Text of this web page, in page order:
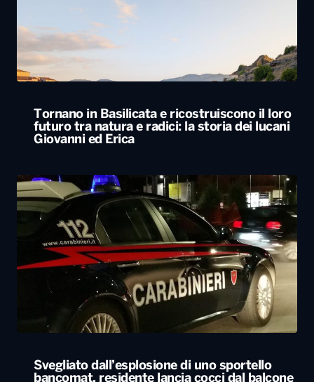
Tornano in Basilicata e ricostruiscono il loro
futuro tra natura e radici: la storia dei lucani
Giovanni ed Erica
Svegliato dall’esplosione di uno sportello
bancomat, residente lancia cocci dal balcone